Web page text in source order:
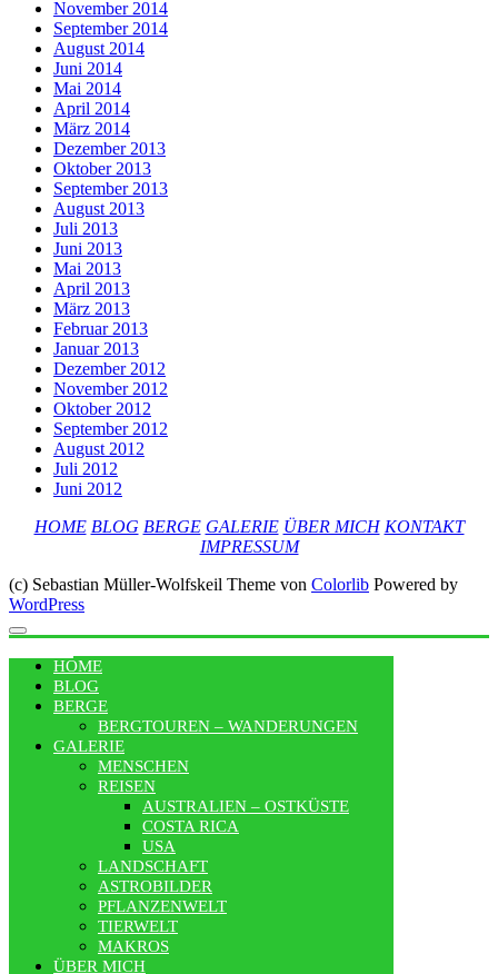
November 2014
September 2014
August 2014
Juni 2014
Mai 2014
April 2014
März 2014
Dezember 2013
Oktober 2013
September 2013
August 2013
Juli 2013
Juni 2013
Mai 2013
April 2013
März 2013
Februar 2013
Januar 2013
Dezember 2012
November 2012
Oktober 2012
September 2012
August 2012
Juli 2012
Juni 2012
HOME BLOG BERGE GALERIE ÜBER MICH KONTAKT
IMPRESSUM
(c) Sebastian Müller-Wolfskeil Theme von Colorlib Powered by
WordPress
HOME
BLOG
BERGE
BERGTOUREN – WANDERUNGEN
GALERIE
MENSCHEN
REISEN
AUSTRALIEN – OSTKÜSTE
COSTA RICA
USA
LANDSCHAFT
ASTROBILDER
PFLANZENWELT
TIERWELT
MAKROS
ÜBER MICH